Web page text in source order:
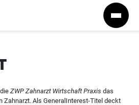
dieZWP Zahnarzt Wirtschaft Praxis das
Zahnarzt. Als GeneralInterest-Titel deckt